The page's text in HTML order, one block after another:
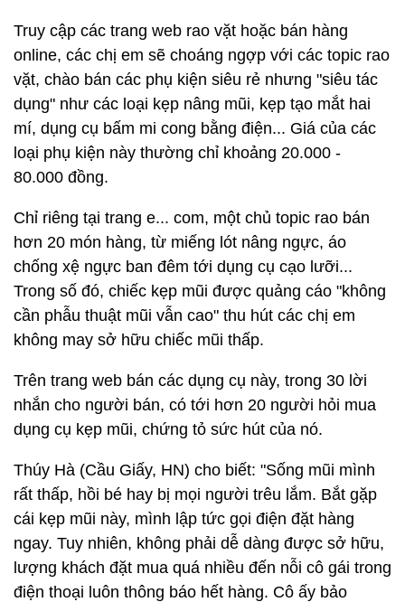
Truy cập các trang web rao vặt hoặc bán hàng
online, các chị em sẽ choáng ngợp với các topic rao
vặt, chào bán các phụ kiện siêu rẻ nhưng "siêu tác
dụng" như các loại kẹp nâng mũi, kẹp tạo mắt hai
mí, dụng cụ bấm mi cong bằng điện... Giá của các
loại phụ kiện này thường chỉ khoảng 20.000 -
80.000 đồng.
Chỉ riêng tại trang e... com, một chủ topic rao bán
hơn 20 món hàng, từ miếng lót nâng ngực, áo
chống xệ ngực ban đêm tới dụng cụ cạo lưỡi...
Trong số đó, chiếc kẹp mũi được quảng cáo "không
cần phẫu thuật mũi vẫn cao" thu hút các chị em
không may sở hữu chiếc mũi thấp.
Trên trang web bán các dụng cụ này, trong 30 lời
nhắn cho người bán, có tới hơn 20 người hỏi mua
dụng cụ kẹp mũi, chứng tỏ sức hút của nó.
Thúy Hà (Cầu Giấy, HN) cho biết: "Sống mũi mình
rất thấp, hồi bé hay bị mọi người trêu lắm. Bắt gặp
cái kẹp mũi này, mình lập tức gọi điện đặt hàng
ngay. Tuy nhiên, không phải dễ dàng được sở hữu,
lượng khách đặt mua quá nhiều đến nỗi cô gái trong
điện thoại luôn thông báo hết hàng. Cô ấy bảo